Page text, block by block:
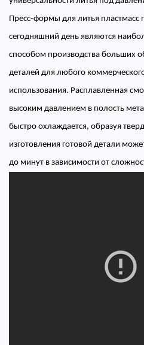
Пресс-формы для литья пластмасс
сегодняшний день являются
способом производства больших
деталей для любого
использования. Расплавленная
высоким давлением в полость
быстро охлаждается, образуя
изготовления готовой детали
до минут в зависимости от